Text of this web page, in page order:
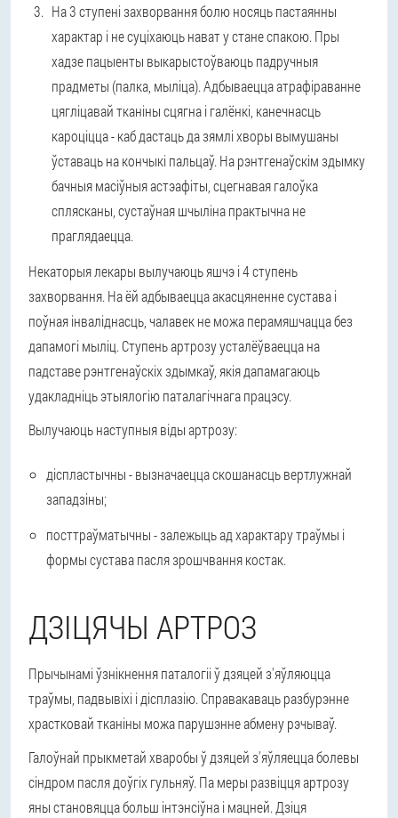
На 3 ступені захворвання болю носяць пастаянны
характар і не суціхаюць нават у стане спакою. Пры
хадзе пацыенты выкарыстоўваюць падручныя
прадметы (палка, мыліца). Адбываецца атрафіраванне
цягліцавай тканіны сцягна і галёнкі, канечнасць
кароціцца - каб дастаць да зямлі хворы вымушаны
ўставаць на кончыкі пальцаў. На рэнтгенаўскім здымку
бачныя масіўныя астэафіты, сцегнавая галоўка
сплясканы, сустаўная шчыліна практычна не
праглядаецца.
Некаторыя лекары вылучаюць яшчэ і 4 ступень
захворвання. На ёй адбываецца акасцяненне сустава і
поўная інваліднасць, чалавек не можа перамяшчацца без
дапамогі мыліц. Ступень артрозу усталёўваецца на
падставе рэнтгенаўскіх здымкаў, якія дапамагаюць
удакладніць этыялогію паталагічнага працэсу.
Вылучаюць наступныя віды артрозу:
діспластычны - вызначаецца скошанасць вертлужнай
западзіны;
посттраўматычны - залежыць ад характару траўмы і
формы сустава пасля зрошчвання костак.
ДЗІЦЯЧЫ АРТРОЗ
Прычынамі ўзнікнення паталогіі ў дзяцей з'яўляюцца
траўмы, падвывіхі і дісплазію. Справакаваць разбурэнне
храстковай тканіны можа парушэнне абмену рэчываў.
Галоўнай прыкметай хваробы ў дзяцей з'яўляецца болевы
сіндром пасля доўгіх гульняў. Па меры развіцця артрозу
яны становяцца больш інтэнсіўна і мацней. Дзіця